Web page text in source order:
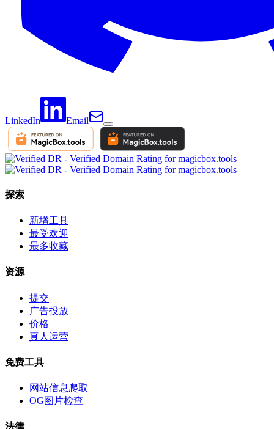
LinkedIn Email
探索
新增工具
最受欢迎
最多收藏
资源
提交
广告投放
价格
真人运营
免费工具
网站信息爬取
OG图片检查
法律